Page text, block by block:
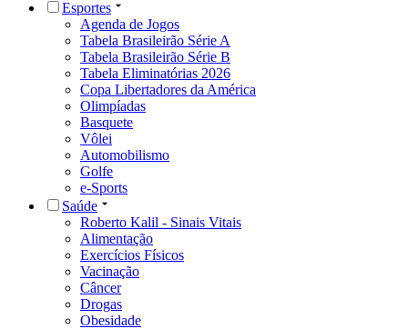
Esportes
Agenda de Jogos
Tabela Brasileirão Série A
Tabela Brasileirão Série B
Tabela Eliminatórias 2026
Copa Libertadores da América
Olimpíadas
Basquete
Vôlei
Automobilismo
Golfe
e-Sports
Saúde
Roberto Kalil - Sinais Vitais
Alimentação
Exercícios Físicos
Vacinação
Câncer
Drogas
Obesidade